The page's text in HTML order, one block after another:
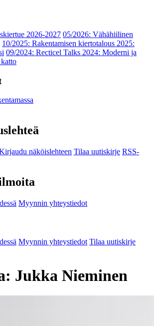
2026-2027 05/2026: Vähähiilinen
10/2025: Rakentamisen kiertotalous 2025:
09/2024: Recticel Talks 2024: Moderni ja
näköislehteen Tilaa uutiskirje RSS-
Myynnin yhteystiedot
Myynnin yhteystiedot Tilaa uutiskirje
Jukka Nieminen